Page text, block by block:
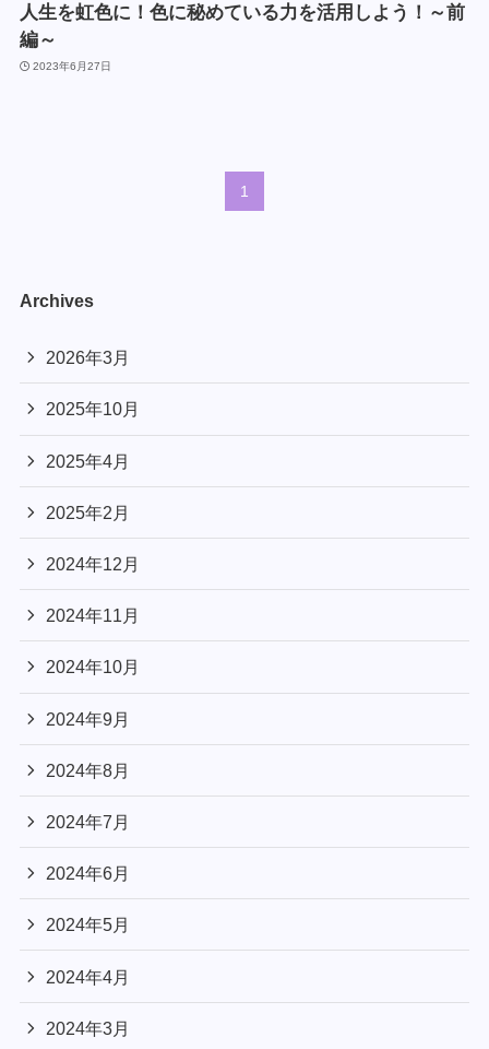
人生を虹色に！色に秘めている力を活用しよう！～前
編～
2023年6月27日
1
Archives
2026年3月
2025年10月
2025年4月
2025年2月
2024年12月
2024年11月
2024年10月
2024年9月
2024年8月
2024年7月
2024年6月
2024年5月
2024年4月
2024年3月